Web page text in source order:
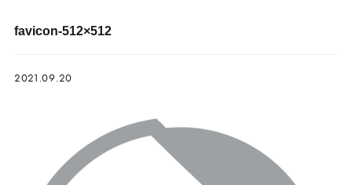
favicon-512×512
2021.09.20